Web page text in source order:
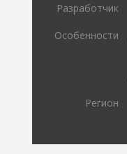
Разработчик
Особенности
Регион